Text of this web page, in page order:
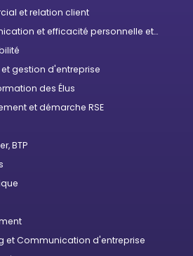
et relation client
et efficacité personnelle et
gestion d'entreprise
des Élus
et démarche RSE
BTP
et Communication d'entreprise